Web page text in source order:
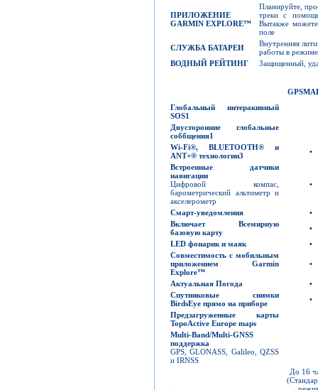
ПРИЛОЖЕНИЕ
GARMIN EXPLORE™
Планируйте,
треки с
Вытакже можете
поле
СЛУЖБА БАТАРЕИ
Внутренняя
работы в
ВОДНЫЙ РЕЙТИНГ
Защищенный,
Глобальный интеракивный
SOS1
Двусторонние глобальные
соббщения1
Wi-Fi®, BLUETOOTH® и
ANT+® технологии3
•
Встроенные датчики
навигации
Цифровой компас,
барометрический альтиметр и
акселерометр
•
Смарт-уведомления
•
Включает Всемирную
базовую карту
•
LED фонарик и маяк
•
Совместимость с мобильным
приложением Garmin
Explore™
•
Актуальная Погода
•
Спутниковые снимки
BirdsEye прямо на приборе
•
Предзагруженные карты
TopoActive Europe maps
Multi-Band/Multi-GNSS
поддержка
GPS, GLONASS, Galileo, QZSS
и IRNSS
До 16